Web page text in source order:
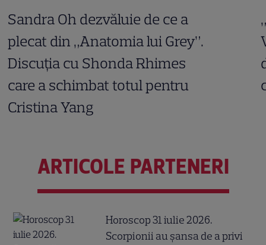
Sandra Oh dezvăluie de ce a
plecat din „Anatomia lui Grey”.
Discuția cu Shonda Rhimes
care a schimbat totul pentru
Cristina Yang
ARTICOLE PARTENERI
Horoscop 31 iulie 2026.
Scorpionii au șansa de a privi